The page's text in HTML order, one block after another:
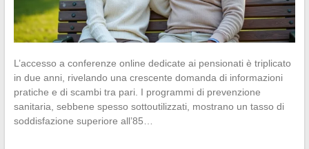
L’accesso a conferenze online dedicate ai pensionati è triplicato
in due anni, rivelando una crescente domanda di informazioni
pratiche e di scambi tra pari. I programmi di prevenzione
sanitaria, sebbene spesso sottoutilizzati, mostrano un tasso di
soddisfazione superiore all’85…